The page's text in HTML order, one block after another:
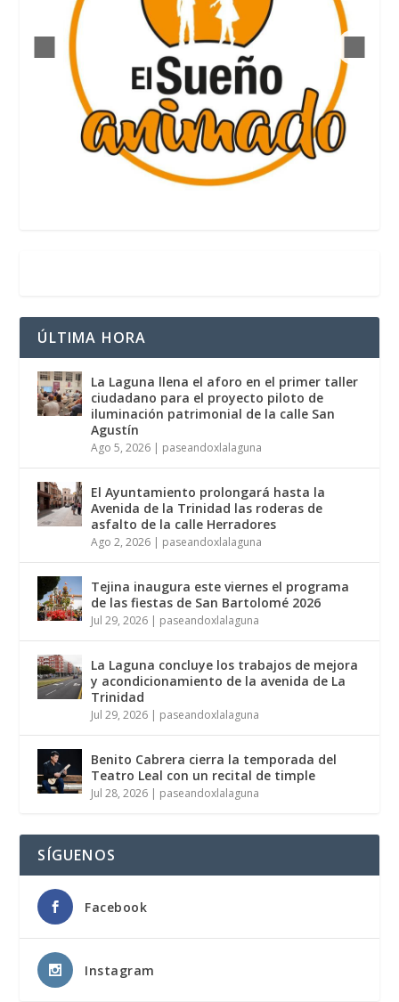
ÚLTIMA HORA
La Laguna llena el aforo en el primer taller
ciudadano para el proyecto piloto de
iluminación patrimonial de la calle San
Agustín
Ago 5, 2026 | paseandoxlalaguna
El Ayuntamiento prolongará hasta la
Avenida de la Trinidad las roderas de
asfalto de la calle Herradores
Ago 2, 2026 | paseandoxlalaguna
Tejina inaugura este viernes el programa
de las fiestas de San Bartolomé 2026
Jul 29, 2026 | paseandoxlalaguna
La Laguna concluye los trabajos de mejora
y acondicionamiento de la avenida de La
Trinidad
Jul 29, 2026 | paseandoxlalaguna
Benito Cabrera cierra la temporada del
Teatro Leal con un recital de timple
Jul 28, 2026 | paseandoxlalaguna
SÍGUENOS
Facebook
Instagram